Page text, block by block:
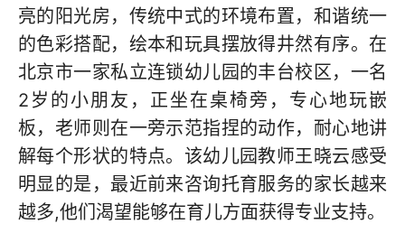
亮的阳光房，传统中式的环境布置，和谐统一
的色彩搭配，绘本和玩具摆放得井然有序。在
北京市一家私立连锁幼儿园的丰台校区，一名
2岁的小朋友，正坐在桌椅旁，专心地玩嵌
板，老师则在一旁示范指捏的动作，耐心地讲
解每个形状的特点。该幼儿园教师王晓云感受
明显的是，最近前来咨询托育服务的家长越来
越多,他们渴望能够在育儿方面获得专业支持。